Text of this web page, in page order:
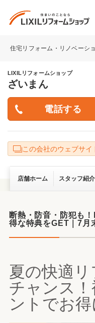
住宅リフォーム・リノベーシ
LIXILリフォームショップ
ざいまん
この会社のウェブサイ
店舗ホーム スタッフ紹介
断熱・防音・防犯も
得な特典をGET｜7月
夏の快適
チャンス
ントでお